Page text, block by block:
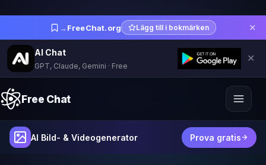
→ FreeChat.org Lägg till i bokmärken ✕
AI Chat
GPT, Claude, Gemini · Free
✕
Free Chat
AI Bild- & Videogenerator Prova gratis